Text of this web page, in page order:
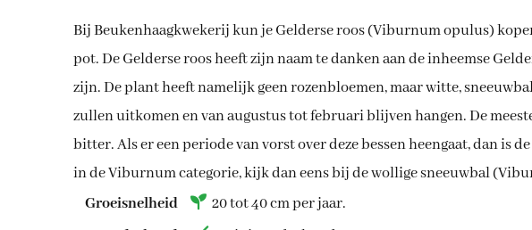
Bij Beukenhaagkwekerij kun je Gelderse roos (Viburnum opulus)
pot. De Gelderse roos heeft zijn naam te danken aan de inheemse
zijn. De plant heeft namelijk geen rozenbloemen, maar witte,
zullen uitkomen en van augustus tot februari blijven hangen. De
bitter. Als er een periode van vorst over deze bessen heengaat, dan is
in de Viburnum categorie, kijk dan eens bij de wollige sneeuwbal
Groeisnelheid
20 tot 40 cm per jaar.